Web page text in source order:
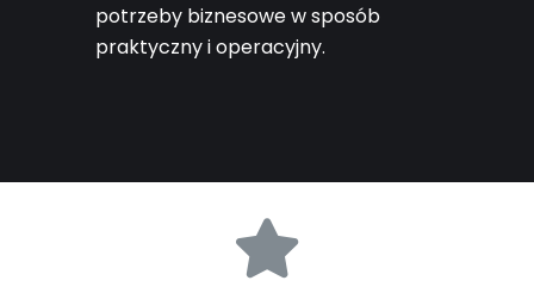
potrzeby biznesowe w sposób
praktyczny i operacyjny.